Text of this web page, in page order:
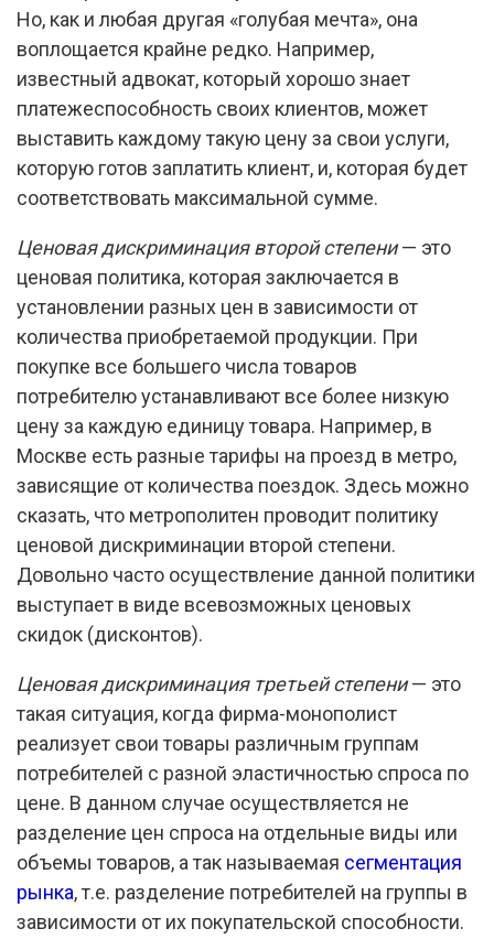
Но, как и любая другая «голубая мечта», она
воплощается крайне редко. Например,
известный адвокат, который хорошо знает
платежеспособность своих клиентов, может
выставить каждому такую цену за свои услуги,
которую готов заплатить клиент, и, которая будет
соответствовать максимальной сумме.
Ценовая дискриминация второй степени— это
ценовая политика, которая заключается в
установлении разных цен в зависимости от
количества приобретаемой продукции. При
покупке все большего числа товаров
потребителю устанавливают все более низкую
цену за каждую единицу товара. Например, в
Москве есть разные тарифы на проезд в метро,
зависящие от количества поездок. Здесь можно
сказать, что метрополитен проводит политику
ценовой дискриминации второй степени.
Довольно часто осуществление данной политики
выступает в виде всевозможных ценовых
скидок (дисконтов).
Ценовая дискриминация третьей степени— это
такая ситуация, когда фирма-монополист
реализует свои товары различным группам
потребителей с разной эластичностью спроса по
цене. В данном случае осуществляется не
разделение цен спроса на отдельные виды или
объемы товаров, а так называемая сегментация
рынка, т.е. разделение потребителей на группы в
зависимости от их покупательской способности.